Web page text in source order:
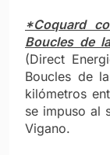
*Coquard
Boucles de
(Direct
Boucles de
kilómetros
se impuso al
Vigano.